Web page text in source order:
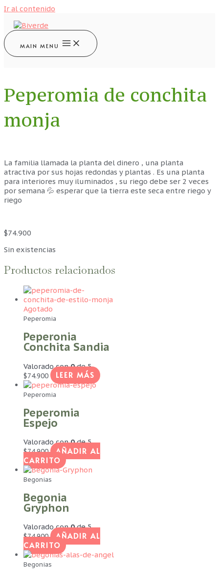
Ir al contenido
MAIN MENU
Peperomia de conchita
monja
La familia llamada la planta del dinero , una planta
atractiva por sus hojas redondas y plantas . Es una planta
para interiores muy iluminados , su riego debe ser 2 veces
por semana 💦 esperar que la tierra este seca entre riego y
riego
$74.900
Sin existencias
Productos relacionados
Agotado
Peperomia
Peperonia
Conchita Sandia
Valorado con0de 5
$74.900 LEER MÁS
Peperomia
Peperomia
Espejo
Valorado con0de 5
$74.900
AÑADIR AL
CARRITO
Begonias
Begonia
Gryphon
Valorado con0de 5
$74.900
AÑADIR AL
CARRITO
Begonias